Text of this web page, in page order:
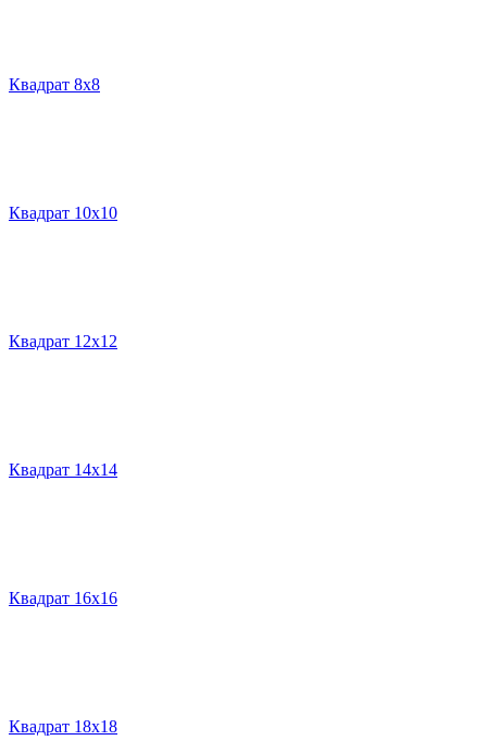
Квадрат 8х8
Квадрат 10х10
Квадрат 12х12
Квадрат 14х14
Квадрат 16х16
Квадрат 18х18